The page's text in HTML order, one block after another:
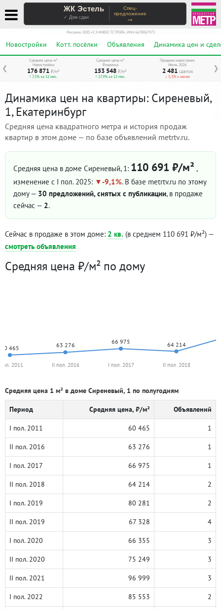
ЖК Эстель
✓ Дом сдан
Спец-
предложение
→
Реклама. ООО «СЗ ИНВЕСТСТРОЙ», ИНН 6678067973
Новостройки Котт. посёлки Объявления Динамика цен и
❮ ❯
Средняя цена м²
Новостройки
176 871 ₽/м²
↑ 7,5% за 12 мес.
Средняя цена м²
Вторичка
153 548 ₽/м²
↑ 17,9% за 12 мес.
Продажи новостроек
Июль 2026
2 481 сделок
↓ 5,3% к июню
Динамика цен на квартиры: Сиреневый,
1, Екатеринбург
Средняя цена квадратного метра и история продаж
квартир в этом доме — по базе объявлений metrtv.ru.
Средняя цена в доме Сиреневый, 1: 110 691 ₽/м² ,
изменение с I пол. 2025:
-9,1%. В базе metrtv.ru по этому
дому — 30 предложений, снятых с публикации, в продаже
сейчас — 2.
Сейчас в продаже в этом доме: 2 кв. (в среднем 110 691 ₽/м²) —
смотреть объявления
Средняя цена ₽/м² по дому
60 465 63 276 66 975 64 214
2011 II пол. 2016 I пол. 2017 II пол. 2018
Средняя цена 1 м² в доме Сиреневый, 1 по полугодиям
Период Средняя цена, ₽/м² Объявлений
I пол. 2011 60 465 1
II пол. 2016 63 276 1
I пол. 2017 66 975 1
II пол. 2018 64 214 2
I пол. 2019 80 281 2
II пол. 2019 67 328 4
I пол. 2020 66 355 3
II пол. 2020 75 249 3
II пол. 2021 96 999 3
I пол. 2022 85 553 2